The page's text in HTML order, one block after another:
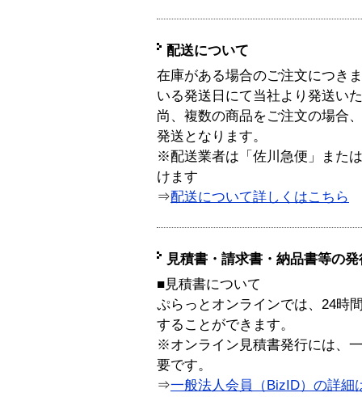
配送について
在庫がある場合のご注文につき
いる発送日にて当社より発送い
尚、複数の商品をご注文の場合
発送となります。
※配送業者は「佐川急便」また
けます
⇒配送について詳しくはこちら
見積書・請求書・納品書等の
■見積書について
ぷらっとオンラインでは、24時
することができます。
※オンライン見積書発行には、
要です。
⇒一般法人会員（BizID）の詳細